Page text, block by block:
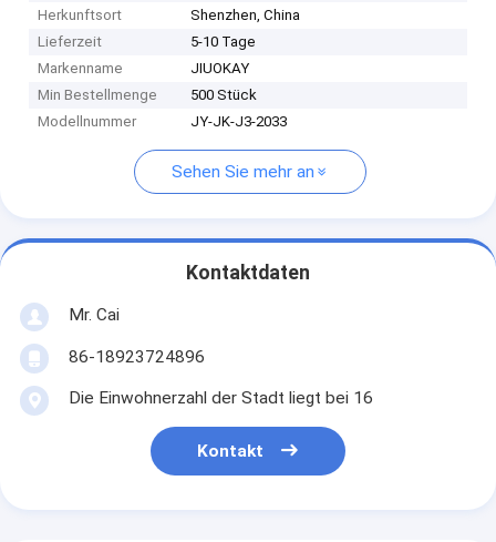
Herkunftsort
Shenzhen, China
Lieferzeit
5-10 Tage
Markenname
JIUOKAY
Min Bestellmenge
500 Stück
Modellnummer
JY-JK-J3-2033
Sehen Sie mehr an
Kontaktdaten
Mr. Cai
86-18923724896
Die Einwohnerzahl der Stadt liegt bei 16
Kontakt